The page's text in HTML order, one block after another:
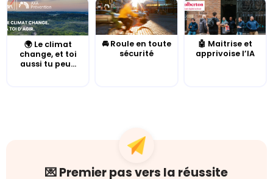
🌍 Le climat
change, et toi
aussi tu peu...
🚘 Roule en toute
sécurité
🤖 Maitrise et
apprivoise l’IA
💌 Premier pas vers la réussite